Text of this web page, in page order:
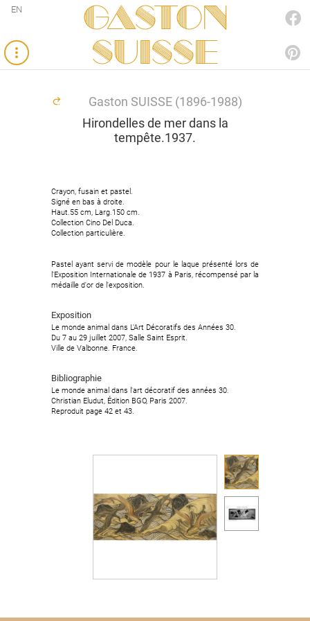
Gaston
SUISSE
EN
Gaston SUISSE (1896-1988)
Hirondelles de mer dans la
tempête.1937.
Crayon, fusain et pastel.
Signé en bas à droite.
Haut.55 cm, Larg.150 cm.
Collection Cino Del Duca.
Collection particulière.
Pastel ayant servi de modèle pour le laque présenté lors de
l'Exposition Internationale de 1937 à Paris, récompensé par la
médaille d'or de l'exposition.
Exposition
Le monde animal dans L'Art Décoratifs des Années 30.
Du 7 au 29 juillet 2007, Salle Saint Esprit.
Ville de Valbonne. France.
Bibliographie
Le monde animal dans l'art décoratif des années 30.
Christian Eludut, Édition BGO, Paris 2007.
Reproduit page 42 et 43.